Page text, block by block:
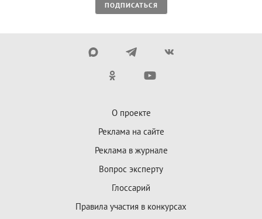
ПОДПИСАТЬСЯ
О проекте
Реклама на сайте
Реклама в журнале
Вопрос эксперту
Глоссарий
Правила участия в конкурсах